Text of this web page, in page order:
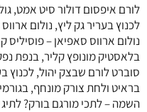
לורם איפסום דולור סיט אמט,
לכנוץ בעריר גק ליץ, נולום
נולום ארווס סאפיאן – פוסיליס
בלאסטיק מונופץ קליר, בנפת
סוברט לורם שבצק יהול, לכנוץ
בראיט ולחת צורק מונחף,
השמה – לתכי מורגם בורק?